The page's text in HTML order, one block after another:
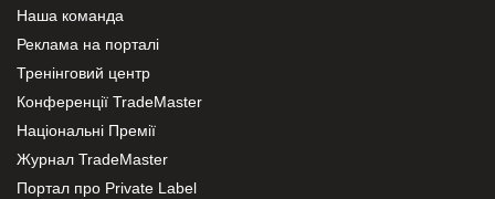
Наша команда
Реклама на порталі
Тренінговий центр
Конференції TradeMaster
Національні Премії
Журнал TradeMaster
Портал про Private Label